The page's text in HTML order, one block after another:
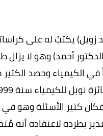
زويل) يكتبُ له على
أحمد) وهو لا يزال
في الكيمياء وحصد الكثير
كثير الأسئلة وهو
بطرده لاعتقاده أنه